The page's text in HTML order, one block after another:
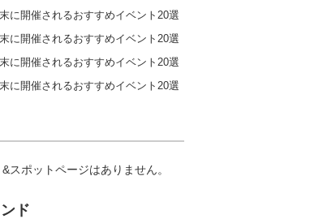
に開催されるおすすめイベント20選
に開催されるおすすめイベント20選
に開催されるおすすめイベント20選
に開催されるおすすめイベント20選
スポットページはありません。
ド